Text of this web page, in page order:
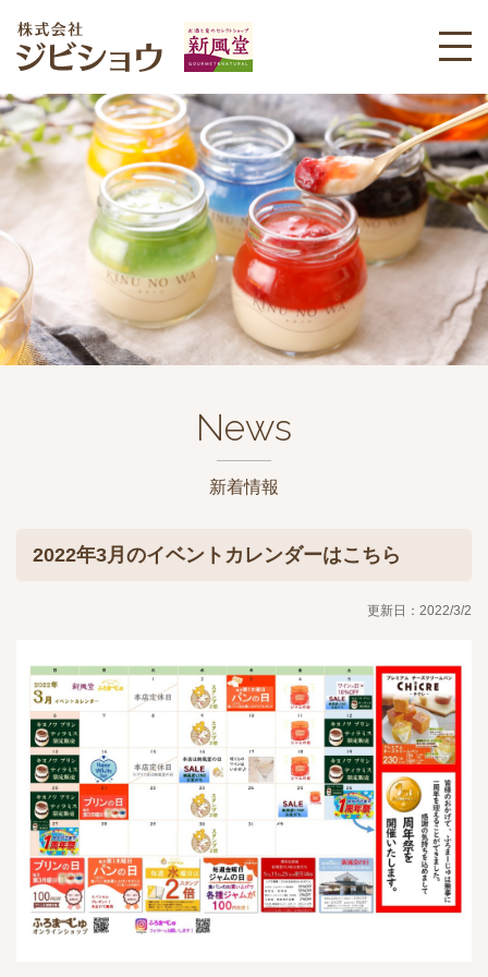
News
新着情報
2022年3月のイベントカレンダーはこちら
更新日：2022/3/2